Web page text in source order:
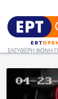
Ειδήσεις